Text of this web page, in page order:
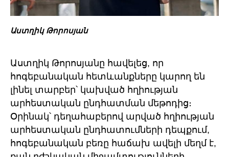
Աստղիկ Թորոսյան
Աստղիկ Թորոսյանը հավելեց, որ
հոգեբանական հետևանքները կարող են
լինել տարբեր՝ կախված հղիության
արհեստական ընդհատման մեթոդից։
Օրինակ՝ դեղահաբերով արված հղիության
արհեստական ընդհատումների դեպքում,
հոգեբանական բեռը հաճախ ավելի մեղմ է,